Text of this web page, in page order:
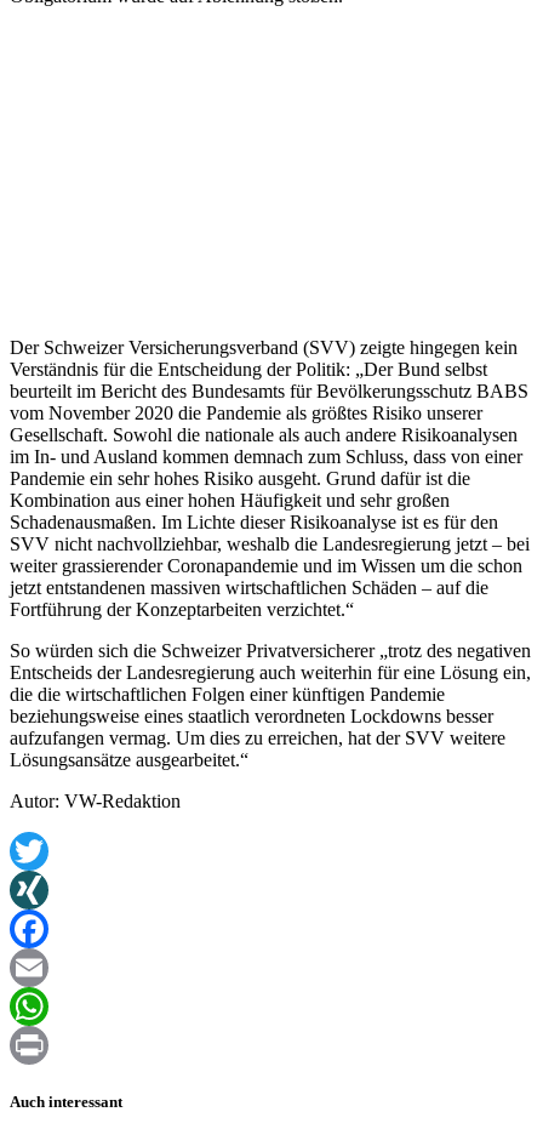
Der Schweizer Versicherungsverband (SVV) zeigte hingegen kein
Verständnis für die Entscheidung der Politik: „Der Bund selbst
beurteilt im Bericht des Bundesamts für Bevölkerungsschutz BABS
vom November 2020 die Pandemie als größtes Risiko unserer
Gesellschaft. Sowohl die nationale als auch andere Risikoanalysen
im In- und Ausland kommen demnach zum Schluss, dass von einer
Pandemie ein sehr hohes Risiko ausgeht. Grund dafür ist die
Kombination aus einer hohen Häufigkeit und sehr großen
Schadenausmaßen. Im Lichte dieser Risikoanalyse ist es für den
SVV nicht nachvollziehbar, weshalb die Landesregierung jetzt – bei
weiter grassierender Coronapandemie und im Wissen um die schon
jetzt entstandenen massiven wirtschaftlichen Schäden – auf die
Fortführung der Konzeptarbeiten verzichtet.“
So würden sich die Schweizer Privatversicherer „trotz des negativen
Entscheids der Landesregierung auch weiterhin für eine Lösung ein,
die die wirtschaftlichen Folgen einer künftigen Pandemie
beziehungsweise eines staatlich verordneten Lockdowns besser
aufzufangen vermag. Um dies zu erreichen, hat der SVV weitere
Lösungsansätze ausgearbeitet.“
Autor: VW-Redaktion
Twitter
XING
Facebook
Email
WhatsApp
Auch interessant